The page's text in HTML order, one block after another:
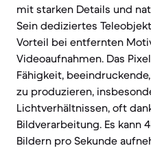
mit starken Details und
Sein dediziertes
Vorteil bei entfernten
Videoaufnahmen. Das
Fähigkeit,
zu produzieren,
Lichtverhältnissen, oft
Bildverarbeitung. Es kann
Bildern pro Sekunde